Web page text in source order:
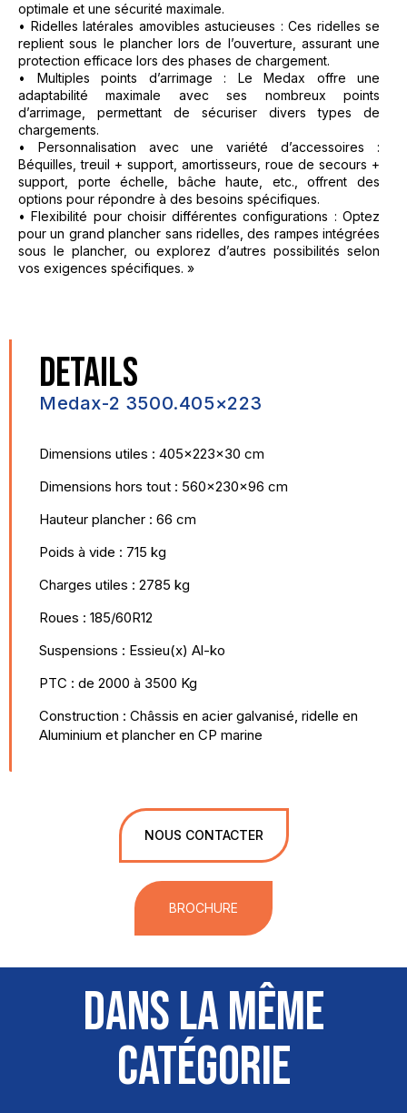
optimale et une sécurité maximale.
• Ridelles latérales amovibles astucieuses : Ces ridelles se
replient sous le plancher lors de l’ouverture, assurant une
protection efficace lors des phases de chargement.
• Multiples points d’arrimage : Le Medax offre une
adaptabilité maximale avec ses nombreux points
d’arrimage, permettant de sécuriser divers types de
chargements.
• Personnalisation avec une variété d’accessoires :
Béquilles, treuil + support, amortisseurs, roue de secours +
support, porte échelle, bâche haute, etc., offrent des
options pour répondre à des besoins spécifiques.
• Flexibilité pour choisir différentes configurations : Optez
pour un grand plancher sans ridelles, des rampes intégrées
sous le plancher, ou explorez d’autres possibilités selon
vos exigences spécifiques. »
DETAILS
Medax-2 3500.405×223
Dimensions utiles : 405x223x30 cm
Dimensions hors tout : 560x230x96 cm
Hauteur plancher : 66 cm
Poids à vide : 715 kg
Charges utiles : 2785 kg
Roues : 185/60R12
Suspensions : Essieu(x) Al-ko
PTC : de 2000 à 3500 Kg
Construction : Châssis en acier galvanisé, ridelle en
Aluminium et plancher en CP marine
NOUS CONTACTER
BROCHURE
DANS LA MÊME
CATÉGORIE